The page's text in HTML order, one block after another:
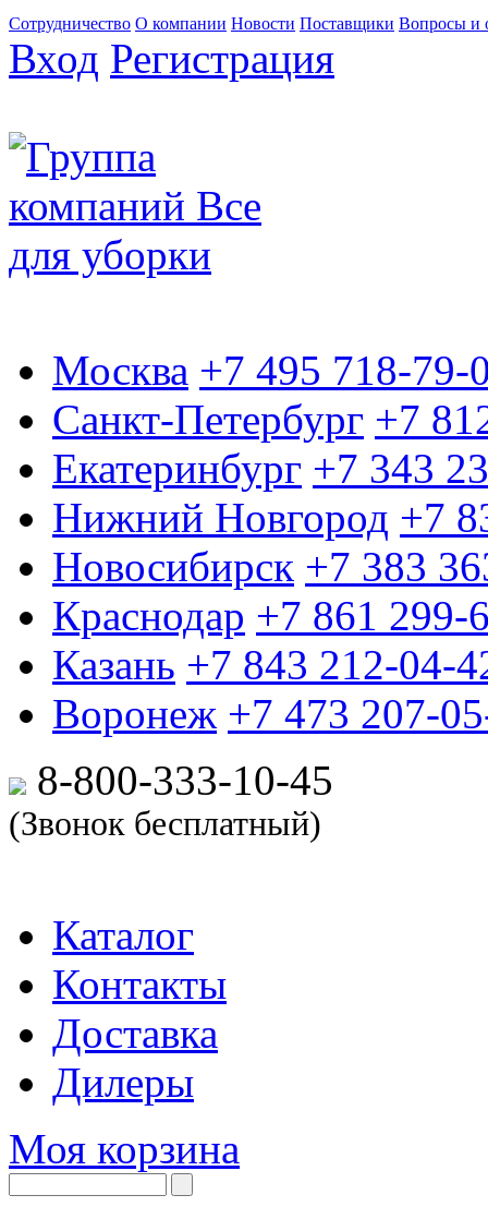
Сотрудничество О компании Новости Поставщики Вопросы и
Вход Регистрация
Москва +7 495 718-79-
Санкт-Петербург +7
Екатеринбург +7 343
Нижний Новгород +7
Новосибирск +7 383
Краснодар +7 861 299-
Казань +7 843 212-04-
Воронеж +7 473 207-
8-800-333-10-45
(Звонок бесплатный)
Каталог
Контакты
Доставка
Дилеры
Моя корзина